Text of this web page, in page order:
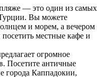
— это один из самых
Вы можете
и морем, а вечером
местные кафе и
огромное
Посетите античные
города Каппадокии,